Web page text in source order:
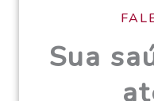
Sua